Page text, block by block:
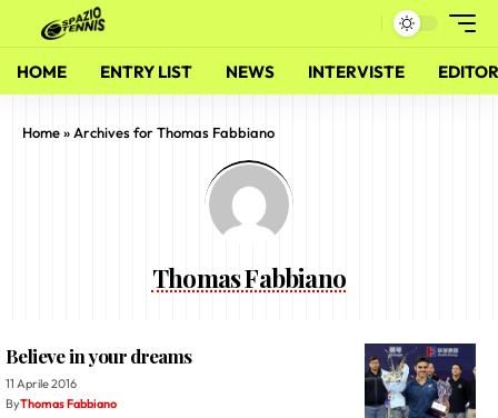
HOME ENTRY LIST NEWS INTERVISTE
Home» Archives for Thomas Fabbiano
Thomas Fabbiano
Believe in your dreams
11 Aprile 2016
ByThomas Fabbiano